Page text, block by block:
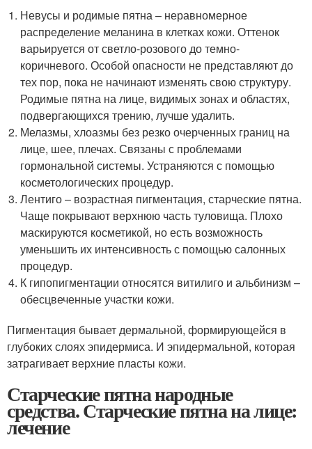
Невусы и родимые пятна – неравномерное
распределение меланина в клетках кожи. Оттенок
варьируется от светло-розового до темно-
коричневого. Особой опасности не представляют до
тех пор, пока не начинают изменять свою структуру.
Родимые пятна на лице, видимых зонах и областях,
подвергающихся трению, лучше удалить.
Мелазмы, хлоазмы без резко очерченных границ на
лице, шее, плечах. Связаны с проблемами
гормональной системы. Устраняются с помощью
косметологических процедур.
Лентиго – возрастная пигментация, старческие пятна.
Чаще покрывают верхнюю часть туловища. Плохо
маскируются косметикой, но есть возможность
уменьшить их интенсивность с помощью салонных
процедур.
К гипопигментации относятся витилиго и альбинизм –
обесцвеченные участки кожи.
Пигментация бывает дермальной, формирующейся в
глубоких слоях эпидермиса. И эпидермальной, которая
затрагивает верхние пласты кожи.
Старческие пятна народные
средства. Старческие пятна на лице:
лечение